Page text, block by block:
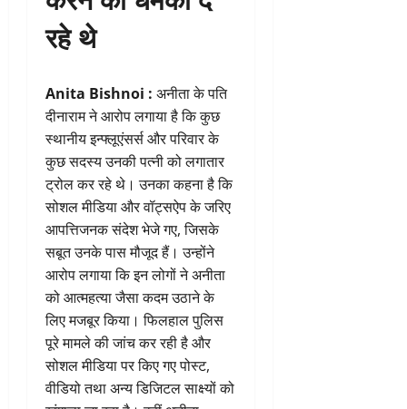
रहे थे
Anita Bishnoi : अनीता के पति
दीनाराम ने आरोप लगाया है कि कुछ
स्थानीय इन्फ्लूएंसर्स और परिवार के
कुछ सदस्य उनकी पत्नी को लगातार
ट्रोल कर रहे थे। उनका कहना है कि
सोशल मीडिया और वॉट्सऐप के जरिए
आपत्तिजनक संदेश भेजे गए, जिसके
सबूत उनके पास मौजूद हैं। उन्होंने
आरोप लगाया कि इन लोगों ने अनीता
को आत्महत्या जैसा कदम उठाने के
लिए मजबूर किया। फिलहाल पुलिस
पूरे मामले की जांच कर रही है और
सोशल मीडिया पर किए गए पोस्ट,
वीडियो तथा अन्य डिजिटल साक्ष्यों को